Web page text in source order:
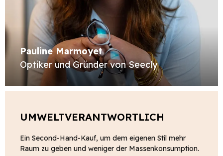
Pauline Marmoyet
Optiker und Gründer von Seecly
UMWELTVERANTWORTLICH
Ein Second-Hand-Kauf, um dem eigenen Stil mehr
Raum zu geben und weniger der Massenkonsumption.